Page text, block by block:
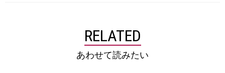
RELATED
あわせて読みたい